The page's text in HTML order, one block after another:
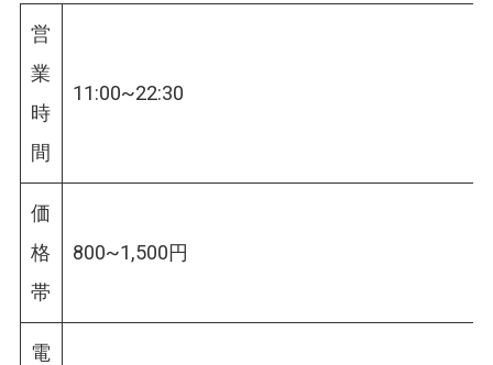
営
業
時
間
11:00~22:30
価
格
帯
800~1,500円
電